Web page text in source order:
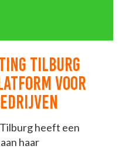
TILBURG
VOOR
heeft een
haar